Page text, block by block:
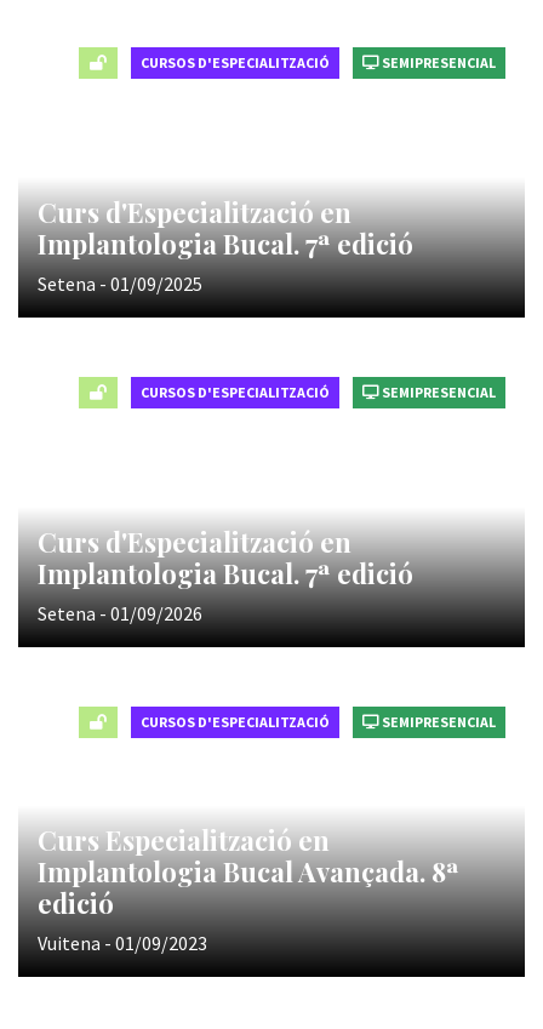
CURSOS D'ESPECIALITZACIÓ SEMIPRESENCIAL
Curs d'Especialització en
Implantologia Bucal. 7ª edició
Setena - 01/09/2025
CURSOS D'ESPECIALITZACIÓ SEMIPRESENCIAL
Curs d'Especialització en
Implantologia Bucal. 7ª edició
Setena - 01/09/2026
CURSOS D'ESPECIALITZACIÓ SEMIPRESENCIAL
Curs Especialització en
Implantologia Bucal Avançada. 8ª
edició
Vuitena - 01/09/2023